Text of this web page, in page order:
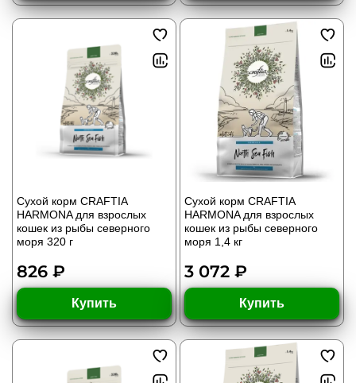
Сухой корм CRAFTIA
HARMONA для взрослых
кошек из рыбы северного
моря 320 г
826 ₽
Купить
Сухой корм CRAFTIA
HARMONA для взрослых
кошек из рыбы северного
моря 1,4 кг
3 072 ₽
Купить